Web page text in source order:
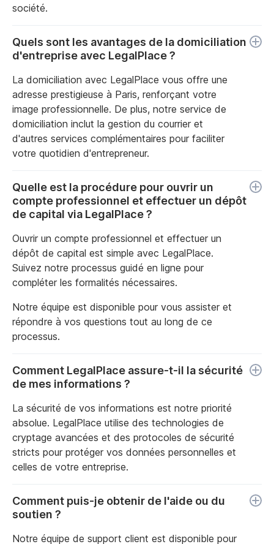
société.
Quels sont les avantages de la domiciliation
d'entreprise avec LegalPlace ?
La domiciliation avec LegalPlace vous offre une
adresse prestigieuse à Paris, renforçant votre
image professionnelle. De plus, notre service de
domiciliation inclut la gestion du courrier et
d'autres services complémentaires pour faciliter
votre quotidien d'entrepreneur.
Quelle est la procédure pour ouvrir un
compte professionnel et effectuer un dépôt
de capital via LegalPlace ?
Ouvrir un compte professionnel et effectuer un
dépôt de capital est simple avec LegalPlace.
Suivez notre processus guidé en ligne pour
compléter les formalités nécessaires.
Notre équipe est disponible pour vous assister et
répondre à vos questions tout au long de ce
processus.
Comment LegalPlace assure-t-il la sécurité
de mes informations ?
La sécurité de vos informations est notre priorité
absolue. LegalPlace utilise des technologies de
cryptage avancées et des protocoles de sécurité
stricts pour protéger vos données personnelles et
celles de votre entreprise.
Comment puis-je obtenir de l'aide ou du
soutien ?
Notre équipe de support client est disponible pour